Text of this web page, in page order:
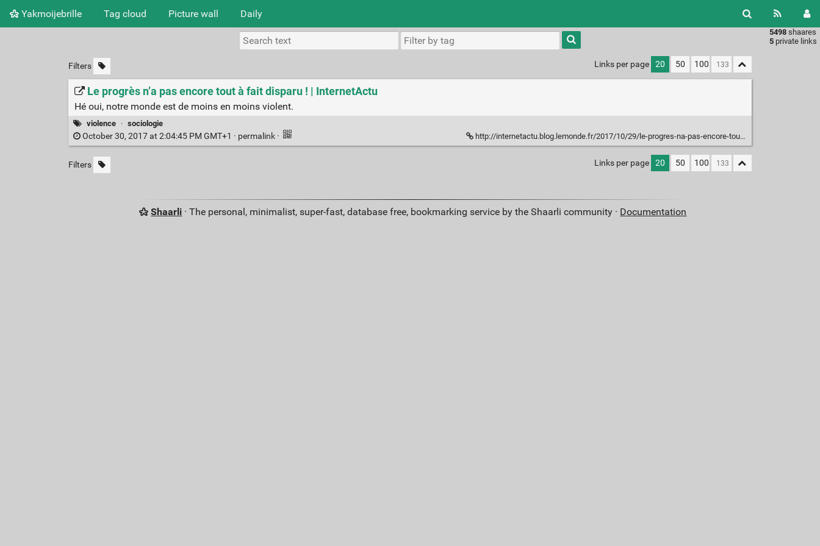
Yakmoijebrille Tag cloud Picture wall Daily
5498 shaares
5 private links
Type 1 or
more
characters
results.
Filters Links per page 20 50 100
Le progrès n’a pas encore tout à fait disparu ! | InternetActu
Hé oui, notre monde est de moins en moins violent.
violence · sociologie
October 30, 2017 at 2:04:45 PM GMT+1 · permalink · http://internetactu.blog.lemonde.fr/2017/10/29/le-progres-na-pas-encore-tout-a-fait-disparu/
Filters Links per page 20 50 100
Shaarli · The personal, minimalist, super-fast, database free, bookmarking service by the Shaarli community · Documentation